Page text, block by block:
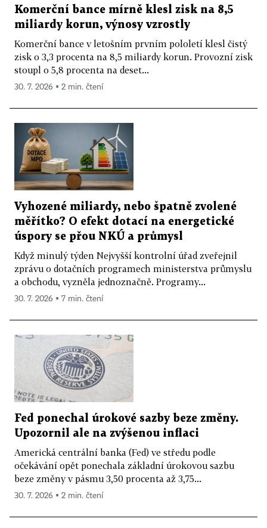
Komerční bance mírně klesl zisk na 8,5
miliardy korun, výnosy vzrostly
Komerční bance v letošním prvním pololetí klesl čistý
zisk o 3,3 procenta na 8,5 miliardy korun. Provozní zisk
stoupl o 5,8 procenta na deset...
30. 7. 2026 ▪ 2 min. čtení
Vyhozené miliardy, nebo špatně zvolené
měřítko? O efekt dotací na energetické
úspory se přou NKÚ a průmysl
Když minulý týden Nejvyšší kontrolní úřad zveřejnil
zprávu o dotačních programech ministerstva průmyslu
a obchodu, vyzněla jednoznačně. Programy...
30. 7. 2026 ▪ 7 min. čtení
Fed ponechal úrokové sazby beze změny.
Upozornil ale na zvýšenou inflaci
Americká centrální banka (Fed) ve středu podle
očekávání opět ponechala základní úrokovou sazbu
beze změny v pásmu 3,50 procenta až 3,75...
30. 7. 2026 ▪ 2 min. čtení